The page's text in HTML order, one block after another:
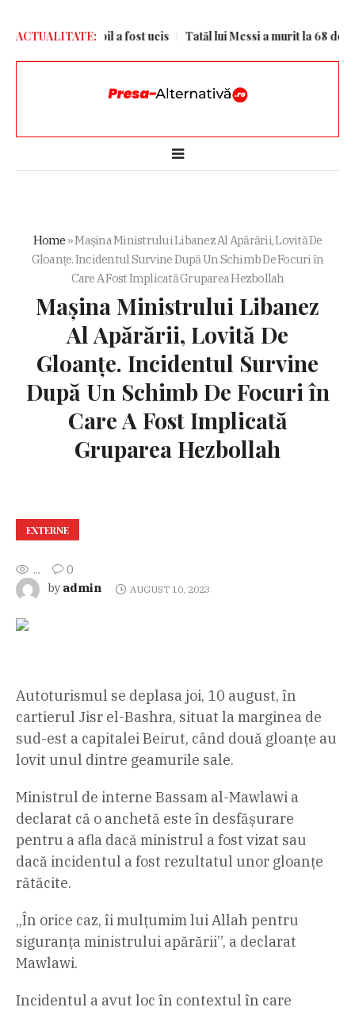
ACTUALITATE:
Kiev. Un copil a fost ucis Tatăl lui Messi a murit la 68 de ani
Home »Mașina Ministrului Libanez Al Apărării, Lovită De
Gloanțe. Incidentul Survine După Un Schimb De Focuri în
Care A Fost Implicată Gruparea Hezbollah
Mașina Ministrului Libanez
Al Apărării, Lovită De
Gloanțe. Incidentul Survine
După Un Schimb De Focuri în
Care A Fost Implicată
Gruparea Hezbollah
EXTERNE
...
0
by admin AUGUST 10, 2023
Autoturismul se deplasa joi, 10 august, în
cartierul Jisr el-Bashra, situat la marginea de
sud-est a capitalei Beirut, când două gloanțe au
lovit unul dintre geamurile sale.
Ministrul de interne Bassam al-Mawlawi a
declarat că o anchetă este în desfășurare
pentru a afla dacă ministrul a fost vizat sau
dacă incidentul a fost rezultatul unor gloanțe
rătăcite.
„În orice caz, îi mulțumim lui Allah pentru
siguranța ministrului apărării”, a declarat
Mawlawi.
Incidentul a avut loc în contextul în care